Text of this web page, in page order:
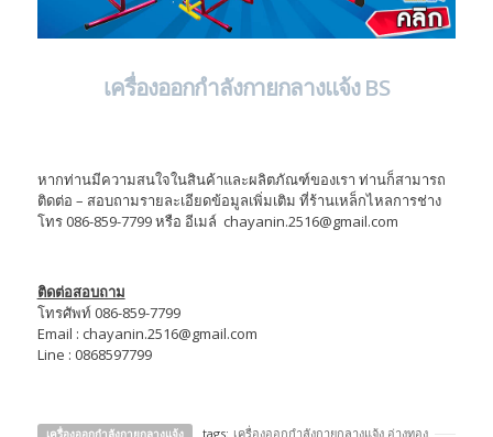
เครื่องออกกำลังกายกลางแจ้ง BS
หากท่านมีความสนใจในสินค้าและผลิตภัณฑ์ของเรา ท่านก็สามารถ
ติดต่อ – สอบถามรายละเอียดข้อมูลเพิ่มเติม ที่ร้านเหล็กไหลการช่าง
โทร 086-859-7799 หรือ อีเมล์ chayanin.2516@gmail.com
ติดต่อสอบถาม
โทรศัพท์ 086-859-7799
Email : chayanin.2516@gmail.com
Line : 0868597799
เครื่องออกกำลังกายกลางแจ้ง tags: เครื่องออกกําลังกายกลางแจ้ง อ่างทอง